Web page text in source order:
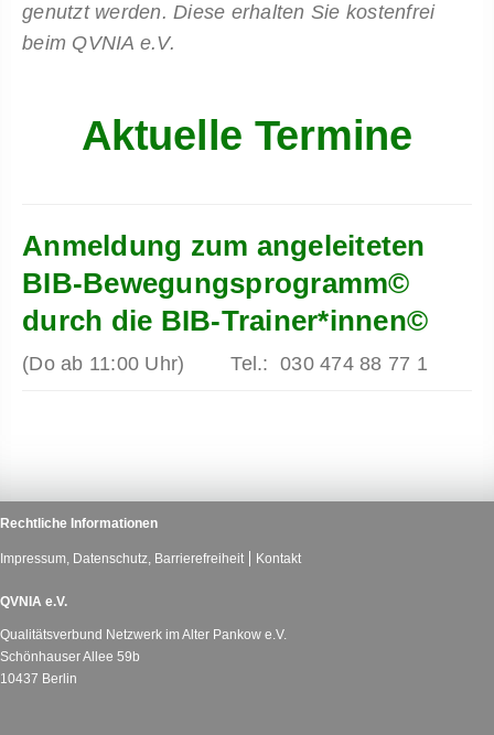
genutzt werden. Diese erhalten Sie kostenfrei
beim QVNIA e.V.
Aktuelle Termine
Anmeldung zum angeleiteten
BIB-Bewegungsprogramm©
durch die BIB-Trainer*innen©
(Do ab 11:00 Uhr) Tel.: 030 474 88 77 1
Rechtliche Informationen
Impressum, Datenschutz, Barrierefreiheit Kontakt
QVNIA e.V.
Qualitätsverbund Netzwerk im Alter Pankow e.V.
Schönhauser Allee 59b
10437 Berlin